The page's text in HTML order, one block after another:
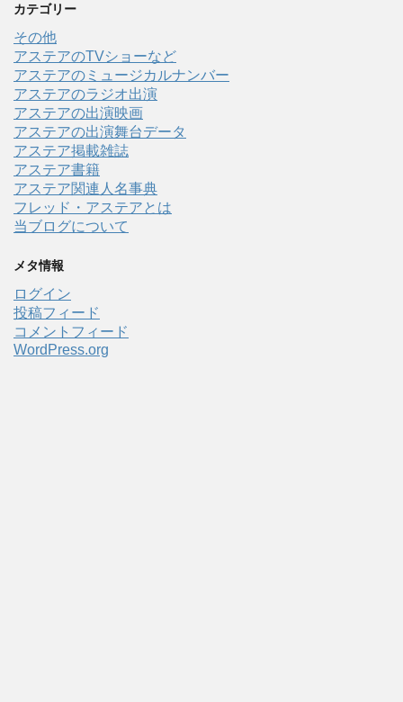
カテゴリー
その他
アステアのTVショーなど
アステアのミュージカルナンバー
アステアのラジオ出演
アステアの出演映画
アステアの出演舞台データ
アステア掲載雑誌
アステア書籍
アステア関連人名事典
フレッド・アステアとは
当ブログについて
メタ情報
ログイン
投稿フィード
コメントフィード
WordPress.org